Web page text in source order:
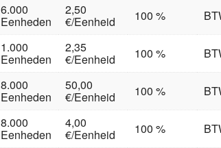
6.000
Eenheden
2,50
€/Eenheid 100 %
1.000
Eenheden
2,35
€/Eenheid 100 %
8.000
Eenheden
50,00
€/Eenheid 100 %
8.000
Eenheden
4,00
€/Eenheid 100 %